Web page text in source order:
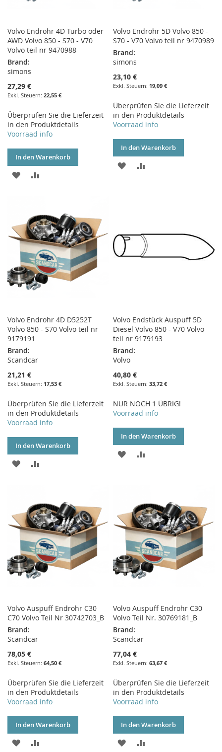
Volvo Endrohr 4D Turbo oder
AWD Volvo 850 - S70 - V70
Volvo teil nr 9470988
Brand:
simons
27,29 €
22,55 €
Überprüfen Sie die Lieferzeit
in den Produktdetails
Voorraad info
In den Warenkorb
ZUR
Volvo Endrohr 5D Volvo 850 -
S70 - V70 Volvo teil nr 9470989
Brand:
simons
23,10 €
19,09 €
Überprüfen Sie die Lieferzeit
in den Produktdetails
Voorraad info
In den Warenkorb
ZUR
Volvo Endrohr 4D D5252T
Volvo 850 - S70 Volvo teil nr
9179191
Brand:
Scandcar
21,21 €
17,53 €
Überprüfen Sie die Lieferzeit
in den Produktdetails
Voorraad info
In den Warenkorb
ZUR
Volvo Endstück Auspuff 5D
Diesel Volvo 850 - V70 Volvo
teil nr 9179193
Brand:
Volvo
40,80 €
33,72 €
NUR NOCH 1 ÜBRIG!
Voorraad info
In den Warenkorb
ZUR
Volvo Auspuff Endrohr C30
C70 Volvo Teil Nr 30742703_B
Brand:
Scandcar
78,05 €
64,50 €
Überprüfen Sie die Lieferzeit
in den Produktdetails
Voorraad info
In den Warenkorb
ZUR
Volvo Auspuff Endrohr C30
Volvo Teil Nr. 30769181_B
Brand:
Scandcar
77,04 €
63,67 €
Überprüfen Sie die Lieferzeit
in den Produktdetails
Voorraad info
In den Warenkorb
ZUR